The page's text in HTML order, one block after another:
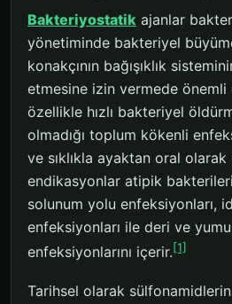
Bakteriyostatik ajanlar
yönetiminde bakteriyel
konakçının bağışıklık
etmesine izin vermede önemli
özellikle hızlı bakteriyel
olmadığı toplum kökenli
ve sıklıkla ayaktan oral olarak
endikasyonlar atipik
solunum yolu enfeksiyonları,
enfeksiyonları ile deri ve
enfeksiyonlarını içerir.[1]
Tarihsel olarak sülfonamidlerin